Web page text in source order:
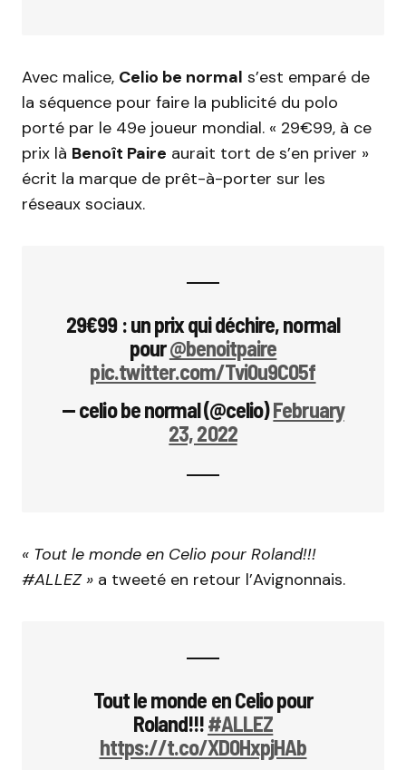
Avec malice, Celio be normal s’est emparé de
la séquence pour faire la publicité du polo
porté par le 49e joueur mondial. « 29€99, à ce
prix là Benoît Paire aurait tort de s’en priver »
écrit la marque de prêt-à-porter sur les
réseaux sociaux.
29€99 : un prix qui déchire, normal
pour@benoitpaire
pic.twitter.com/Tvi0u9C05f
— celio be normal (@celio)February
23, 2022
« Tout le monde en Celio pour Roland!!!
#ALLEZ » a tweeté en retour l’Avignonnais.
Tout le monde en Celio pour
Roland!!!#ALLEZ
https://t.co/XD0HxpjHAb